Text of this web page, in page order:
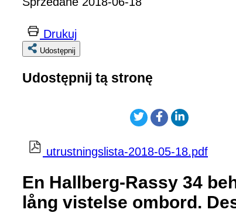
Drukuj
Udostępnij
Udostępnij tą stronę
utrustningslista-2018-05-18.pdf
En Hallberg-Rassy 34
lång vistelse ombord.